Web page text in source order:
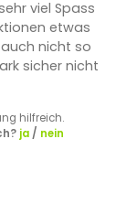
viel Spass
etwas
nicht so
sicher nicht
hilfreich.
ja/ nein